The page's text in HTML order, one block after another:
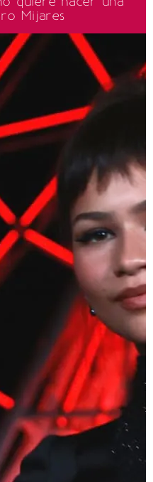
Mijares